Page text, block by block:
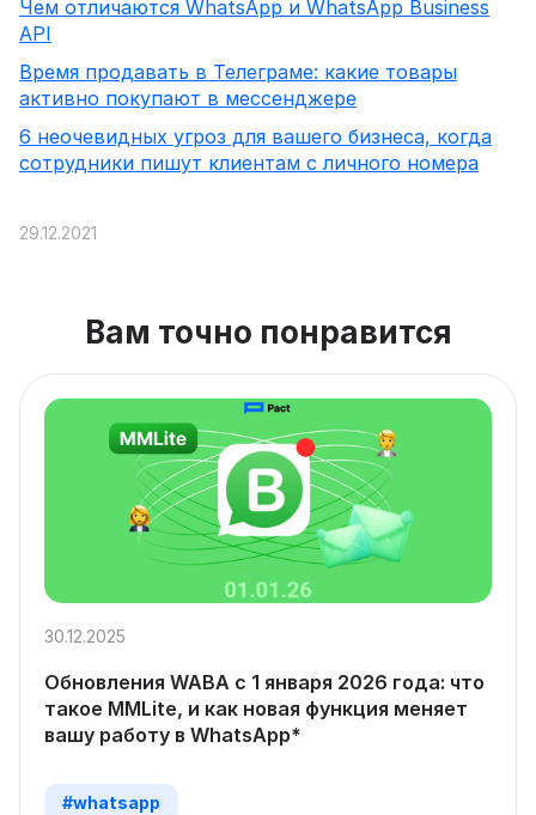
Чем отличаются WhatsApp и WhatsApp Business
API
Время продавать в Телеграме: какие товары
активно покупают в мессенджере
6 неочевидных угроз для вашего бизнеса, когда
сотрудники пишут клиентам с личного номера
29.12.2021
Вам точно понравится
#whatsapp
30.12.2025
Обновления WABA с 1 января 2026 года: что
такое MMLite, и как новая функция меняет
вашу работу в WhatsApp*